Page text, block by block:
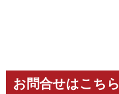
お問合せはこちら